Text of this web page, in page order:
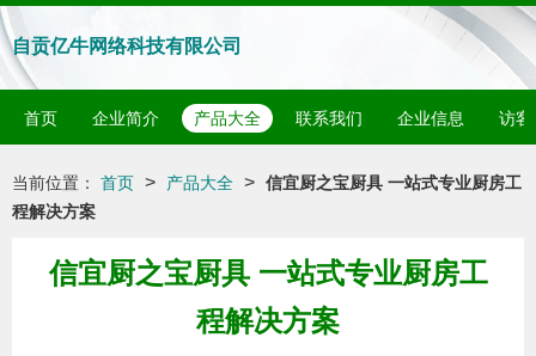
自贡亿牛网络科技有限公司
首页 企业简介 产品大全 联系我们 企业信息 访客
当前位置： 首页 > 产品大全 > 信宜厨之宝厨具 一站式专业厨房工
程解决方案
信宜厨之宝厨具 一站式专业厨房工
程解决方案